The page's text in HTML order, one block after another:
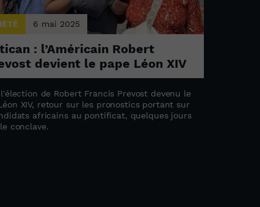
6 mai 2025
: l’Américain Robert
devient le pape Léon XIV
de Robert Francis Prevost devenu le
XIV, retour sur les pronostics portant sur
africains au pontificat, quelques jours
conclave.